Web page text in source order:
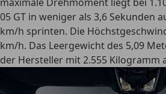
05 GT in weniger als 3,6 Sekunden
km/h sprinten. Die
km/h. Das Leergewicht des 5,09
der Hersteller mit 2.555 Kilogramm